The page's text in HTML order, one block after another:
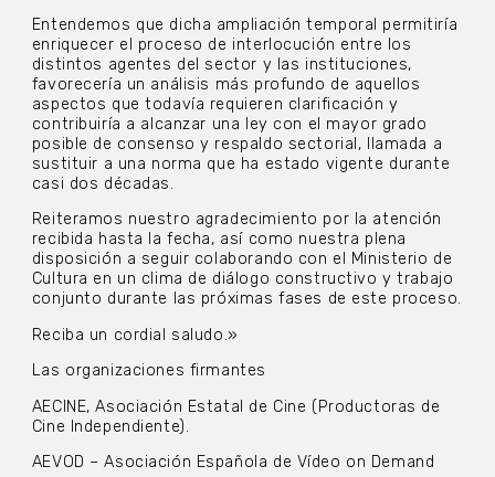
Entendemos que dicha ampliación temporal permitiría
enriquecer el proceso de interlocución entre los
distintos agentes del sector y las instituciones,
favorecería un análisis más profundo de aquellos
aspectos que todavía requieren clarificación y
contribuiría a alcanzar una ley con el mayor grado
posible de consenso y respaldo sectorial, llamada a
sustituir a una norma que ha estado vigente durante
casi dos décadas.
Reiteramos nuestro agradecimiento por la atención
recibida hasta la fecha, así como nuestra plena
disposición a seguir colaborando con el Ministerio de
Cultura en un clima de diálogo constructivo y trabajo
conjunto durante las próximas fases de este proceso.
Reciba un cordial saludo.»
Las organizaciones firmantes
AECINE, Asociación Estatal de Cine (Productoras de
Cine Independiente).
AEVOD – Asociación Española de Vídeo on Demand